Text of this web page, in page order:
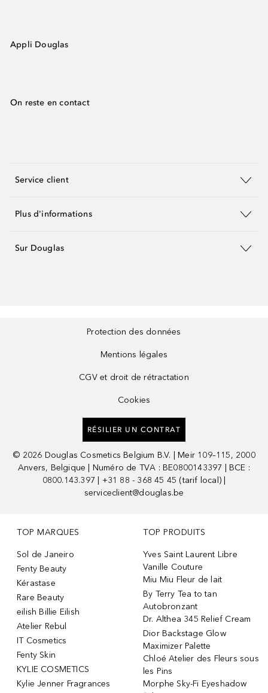
Appli Douglas
On reste en contact
Service client
Plus d'informations
Sur Douglas
Protection des données
Mentions légales
CGV et droit de rétractation
Cookies
RÉSILIER UN CONTRAT
© 2026 Douglas Cosmetics Belgium B.V. | Meir 109–115, 2000
Anvers, Belgique | Numéro de TVA : BE0800143397 | BCE :
0800.143.397 | +31 88 - 368 45 45 (tarif local) |
serviceclient@douglas.be
TOP MARQUES
Sol de Janeiro
Fenty Beauty
Kérastase
Rare Beauty
eilish Billie Eilish
Atelier Rebul
IT Cosmetics
Fenty Skin
KYLIE COSMETICS
Kylie Jenner Fragrances
TOP PRODUITS
Yves Saint Laurent Libre
Vanille Couture
Miu Miu Fleur de lait
By Terry Tea to tan
Autobronzant
Dr. Althea 345 Relief Cream
Dior Backstage Glow
Maximizer Palette
Chloé Atelier des Fleurs sous
les Pins
Morphe Sky-Fi Eyeshadow